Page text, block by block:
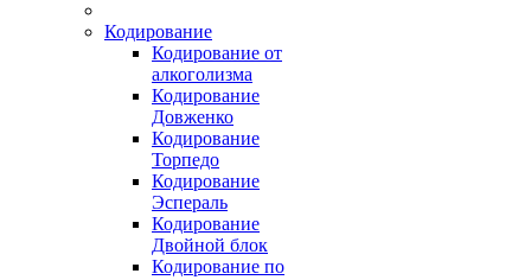
Кодирование
Кодирование от
алкоголизма
Кодирование
Довженко
Кодирование
Торпедо
Кодирование
Эспераль
Кодирование
Двойной блок
Кодирование по